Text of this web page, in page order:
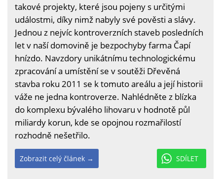
takové projekty, které jsou pojeny s určitými
událostmi, díky nimž nabyly své pověsti a slávy.
Jednou z nejvíc kontroverzních staveb posledních
let v naší domovině je bezpochyby farma Čapí
hnízdo. Navzdory unikátnímu technologickému
zpracování a umístění se v soutěži Dřevěná
stavba roku 2011 se k tomuto areálu a její historii
váže ne jedna kontroverze. Nahlédněte z blízka
do komplexu bývalého lihovaru v hodnotě půl
miliardy korun, kde se opojnou rozmařilostí
rozhodně nešetřilo.
SDÍLET
Zobrazit celý článek →